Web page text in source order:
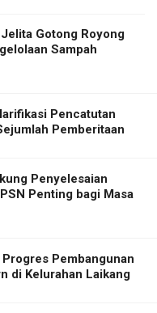
Gotong Royong
Sampah
Pencatutan
Pemberitaan
Penyelesaian
Penting bagi Masa
Pembangunan
di Kelurahan Laikang